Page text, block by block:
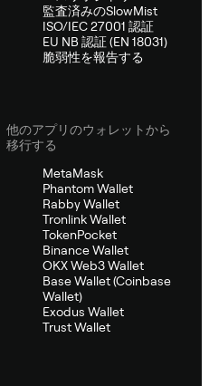
監査済みのSlowMist
ISO/IEC 27001 認証
EU NB 認証 (EN 18031)
脆弱性を報告する
他のアプリのウォレットから
移行する
MetaMask
Phantom Wallet
Rabby Wallet
Tronlink Wallet
TokenPocket
Binance Wallet
OKX Web3 Wallet
Base Wallet (Coinbase
Wallet)
Exodus Wallet
Trust Wallet